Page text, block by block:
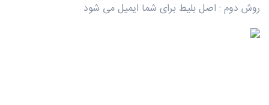
روش دوم : اصل بلیط برای شما ایمیل می شود